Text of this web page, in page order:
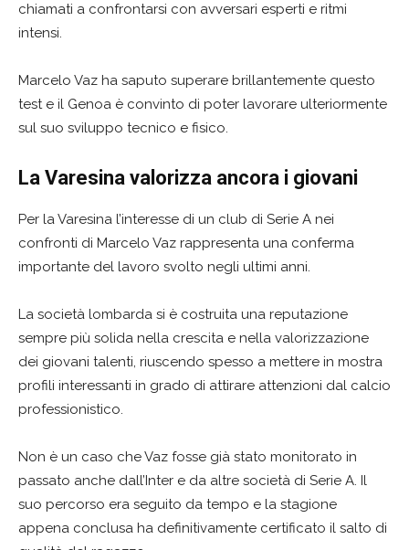
chiamati a confrontarsi con avversari esperti e ritmi
intensi.
Marcelo Vaz ha saputo superare brillantemente questo
test e il Genoa è convinto di poter lavorare ulteriormente
sul suo sviluppo tecnico e fisico.
La Varesina valorizza ancora i giovani
Per la Varesina l’interesse di un club di Serie A nei
confronti di Marcelo Vaz rappresenta una conferma
importante del lavoro svolto negli ultimi anni.
La società lombarda si è costruita una reputazione
sempre più solida nella crescita e nella valorizzazione
dei giovani talenti, riuscendo spesso a mettere in mostra
profili interessanti in grado di attirare attenzioni dal calcio
professionistico.
Non è un caso che Vaz fosse già stato monitorato in
passato anche dall’Inter e da altre società di Serie A. Il
suo percorso era seguito da tempo e la stagione
appena conclusa ha definitivamente certificato il salto di